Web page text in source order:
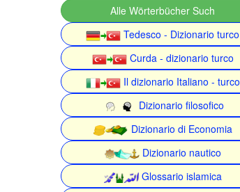
Alle Wörterbücher Such
Tedesco - Dizionario turco
Curda - dizionario turco
Il dizionario Italiano - turco
Dizionario filosofico
Dizionario di Economia
Dizionario nautico
Glossario islamica